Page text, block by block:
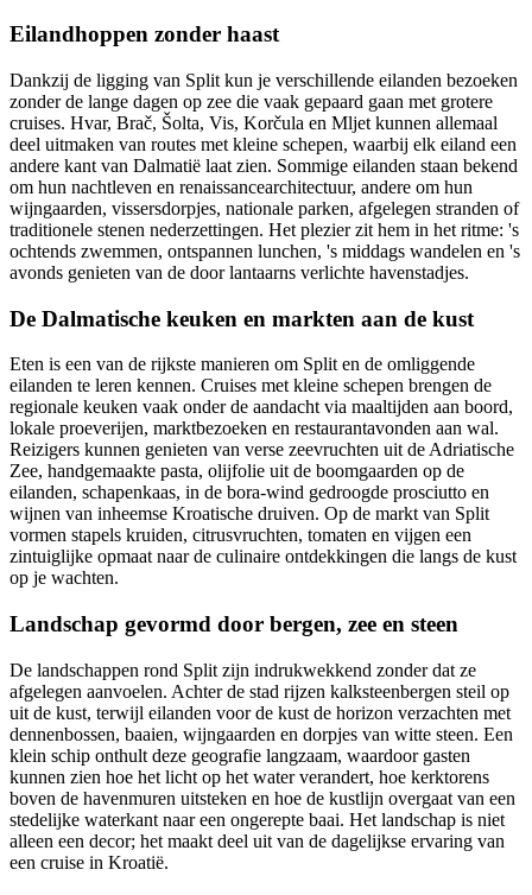
Eilandhoppen zonder haast
Dankzij de ligging van Split kun je verschillende eilanden bezoeken
zonder de lange dagen op zee die vaak gepaard gaan met grotere
cruises. Hvar, Brač, Šolta, Vis, Korčula en Mljet kunnen allemaal
deel uitmaken van routes met kleine schepen, waarbij elk eiland een
andere kant van Dalmatië laat zien. Sommige eilanden staan bekend
om hun nachtleven en renaissancearchitectuur, andere om hun
wijngaarden, vissersdorpjes, nationale parken, afgelegen stranden of
traditionele stenen nederzettingen. Het plezier zit hem in het ritme: 's
ochtends zwemmen, ontspannen lunchen, 's middags wandelen en 's
avonds genieten van de door lantaarns verlichte havenstadjes.
De Dalmatische keuken en markten aan de kust
Eten is een van de rijkste manieren om Split en de omliggende
eilanden te leren kennen. Cruises met kleine schepen brengen de
regionale keuken vaak onder de aandacht via maaltijden aan boord,
lokale proeverijen, marktbezoeken en restaurantavonden aan wal.
Reizigers kunnen genieten van verse zeevruchten uit de Adriatische
Zee, handgemaakte pasta, olijfolie uit de boomgaarden op de
eilanden, schapenkaas, in de bora-wind gedroogde prosciutto en
wijnen van inheemse Kroatische druiven. Op de markt van Split
vormen stapels kruiden, citrusvruchten, tomaten en vijgen een
zintuiglijke opmaat naar de culinaire ontdekkingen die langs de kust
op je wachten.
Landschap gevormd door bergen, zee en steen
De landschappen rond Split zijn indrukwekkend zonder dat ze
afgelegen aanvoelen. Achter de stad rijzen kalksteenbergen steil op
uit de kust, terwijl eilanden voor de kust de horizon verzachten met
dennenbossen, baaien, wijngaarden en dorpjes van witte steen. Een
klein schip onthult deze geografie langzaam, waardoor gasten
kunnen zien hoe het licht op het water verandert, hoe kerktorens
boven de havenmuren uitsteken en hoe de kustlijn overgaat van een
stedelijke waterkant naar een ongerepte baai. Het landschap is niet
alleen een decor; het maakt deel uit van de dagelijkse ervaring van
een cruise in Kroatië.